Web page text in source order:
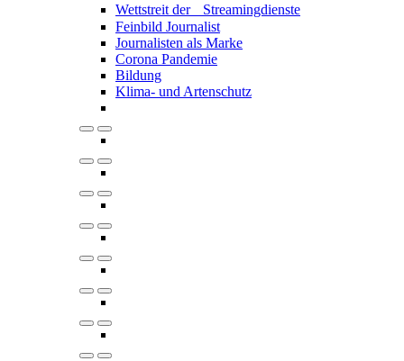
Wettstreit der Streamingdienste
Feinbild Journalist
Journalisten als Marke
Corona Pandemie
Bildung
Klima- und Artenschutz